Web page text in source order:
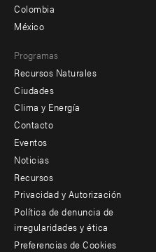
-
Colombia
México
Programas
Recursos Naturales
Ciudades
Clima y Energía
Footer
menu
-
Additional
Contacto
Eventos
Noticias
Recursos
Privacidad y Autorización
Política de denuncia de
irregularidades y ética
Preferencias de Cookies